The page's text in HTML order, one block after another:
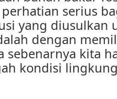
serius
yang diusulkan
dengan
sebenarnya kita
kondisi